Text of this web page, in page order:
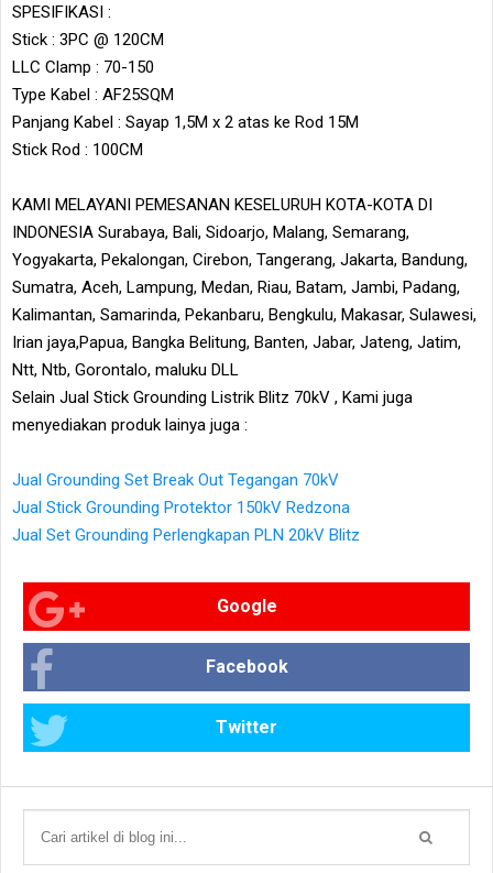
SPESIFIKASI :
Stick : 3PC @ 120CM
LLC Clamp : 70-150
Type Kabel : AF25SQM
Panjang Kabel : Sayap 1,5M x 2 atas ke Rod 15M
Stick Rod : 100CM
KAMI MELAYANI PEMESANAN KESELURUH KOTA-KOTA DI
INDONESIA Surabaya, Bali, Sidoarjo, Malang, Semarang,
Yogyakarta, Pekalongan, Cirebon, Tangerang, Jakarta, Bandung,
Sumatra, Aceh, Lampung, Medan, Riau, Batam, Jambi, Padang,
Kalimantan, Samarinda, Pekanbaru, Bengkulu, Makasar, Sulawesi,
Irian jaya,Papua, Bangka Belitung, Banten, Jabar, Jateng, Jatim,
Ntt, Ntb, Gorontalo, maluku DLL
Selain Jual Stick Grounding Listrik Blitz 70kV , Kami juga
menyediakan produk lainya juga :
Jual Grounding Set Break Out Tegangan 70kV
Jual Stick Grounding Protektor 150kV Redzona
Jual Set Grounding Perlengkapan PLN 20kV Blitz
Google
Facebook
Twitter